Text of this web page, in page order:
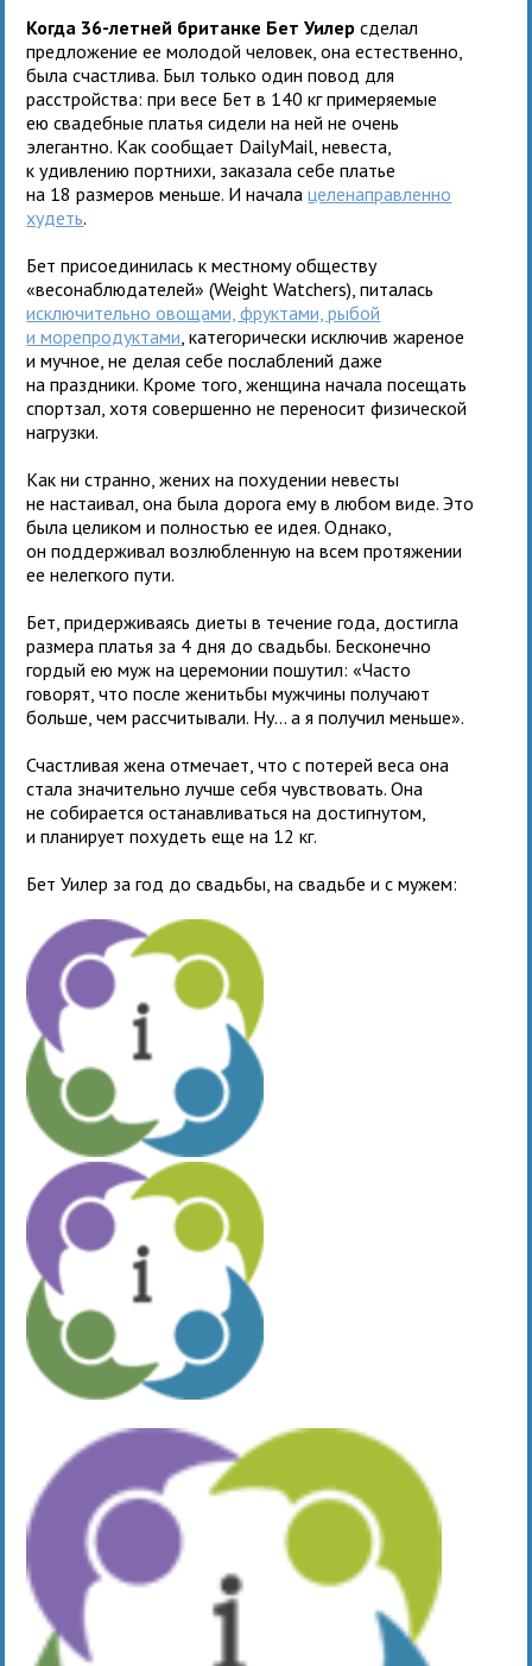
Когда 36-летней британке Бет Уилер сделал
предложение ее молодой человек, она естественно,
была счастлива. Был только один повод для
расстройства: при весе Бет в 140 кг примеряемые
ею свадебные платья сидели на ней не очень
элегантно. Как сообщает DailyMail, невеста,
к удивлению портнихи, заказала себе платье
на 18 размеров меньше. И началацеленаправленно
худеть.
Бет присоединилась к местному обществу
«весонаблюдателей» (Weight Watchers), питалась
исключительно овощами, фруктами, рыбой
и морепродуктами , категорически исключив жареное
и мучное, не делая себе послаблений даже
на праздники. Кроме того, женщина начала посещать
спортзал, хотя совершенно не переносит физической
нагрузки.
Как ни странно, жених на похудении невесты
не настаивал, она была дорога ему в любом виде. Это
была целиком и полностью ее идея. Однако,
он поддерживал возлюбленную на всем протяжении
ее нелегкого пути.
Бет, придерживаясь диеты в течение года, достигла
размера платья за 4 дня до свадьбы. Бесконечно
гордый ею муж на церемонии пошутил: «Часто
говорят, что после женитьбы мужчины получают
больше, чем рассчитывали. Ну... а я получил меньше».
Счастливая жена отмечает, что с потерей веса она
стала значительно лучше себя чувствовать. Она
не собирается останавливаться на достигнутом,
и планирует похудеть еще на 12 кг.
Бет Уилер за год до свадьбы, на свадьбе и с мужем: